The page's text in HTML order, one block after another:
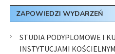
ZAPOWIEDZI WYDARZEŃ
STUDIA PODYPLOMOWE I
INSTYTUCJAMI